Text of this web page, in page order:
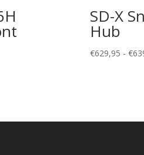
SD-X
Hub
€629,95 - €